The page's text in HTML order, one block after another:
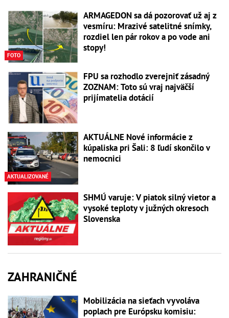
FOTO
ARMAGEDON sa dá pozorovať už aj z
vesmíru: Mrazivé satelitné snímky,
rozdiel len pár rokov a po vode ani
stopy!
FPU sa rozhodlo zverejniť zásadný
ZOZNAM: Toto sú vraj najväčší
prijímatelia dotácií
AKTUALIZOVANÉ
AKTUÁLNE Nové informácie z
kúpaliska pri Šali: 8 ľudí skončilo v
nemocnici
SHMÚ varuje: V piatok silný vietor a
vysoké teploty v južných okresoch
Slovenska
ZAHRANIČNÉ
Mobilizácia na sieťach vyvoláva
poplach pre Európsku komisiu: